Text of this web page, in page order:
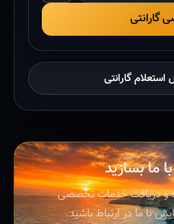
گارانتی
گارانتی
ما بسازید
و دریافت خدمات تخصصی
با ما در ارتباط باشید.